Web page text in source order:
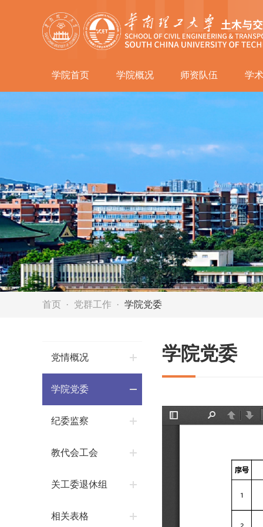
学院首页 学院概况 师资队伍 学
首页 党群工作 学院党委
党情概况
学院党委
纪委监察
教代会工会
关工委退休组
相关表格
学院党委